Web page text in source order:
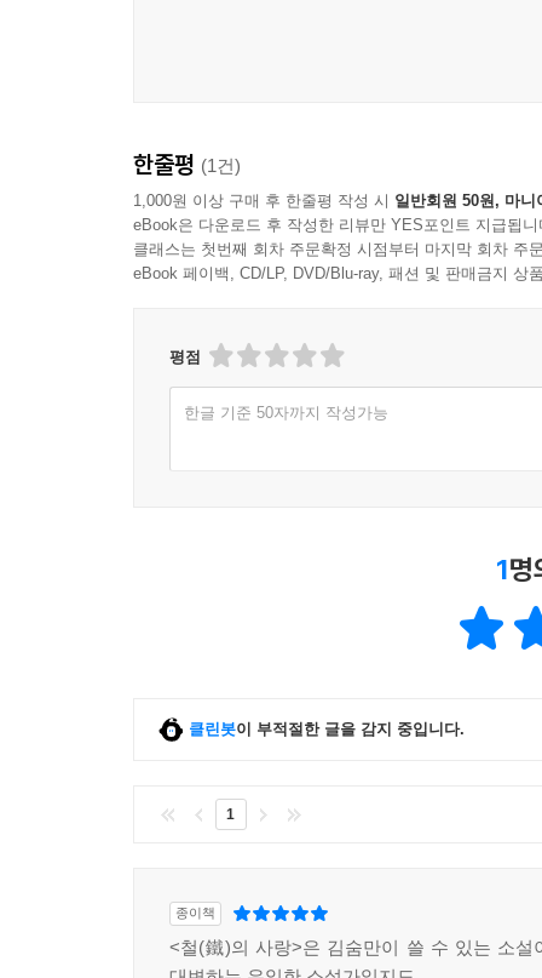
문제들이 지금 우리에게 얼마나 절박한 것인지를
- 한국현대소설학회 『2020 올해의 문제소설』 기
한줄평 (1건)
1,000원 이상 구매 후 한줄평 작성 시 일반회원 50원, 마니
eBook은 다운로드 후 작성한 리뷰만 YES포인트 지급됩니
클래스는 첫번째 회차 주문확정 시점부터 마지막 회차 주
eBook 페이백, CD/LP, DVD/Blu-ray, 패션 및 판매금지 상
평점
한글 기준 50자까지 작성가능
1명
클린봇이 부적절한 글을 감지 중입니다.
1
종이책
<철(鐵)의 사랑>은 김숨만이 쓸 수 있는 소설